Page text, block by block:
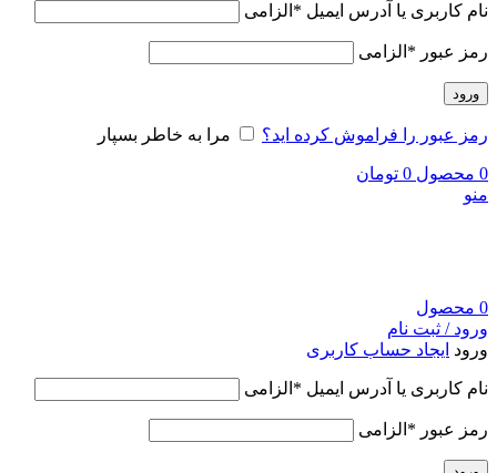
نام کاربری یا آدرس ایمیل * الزامی
رمز عبور * الزامی
ورود
رمز عبور را فراموش کرده اید؟ مرا به خاطر بسپار
0 محصول 0 تومان
منو
0 محصول
ورود / ثبت نام
ورود ایجاد حساب کاربری
نام کاربری یا آدرس ایمیل * الزامی
رمز عبور * الزامی